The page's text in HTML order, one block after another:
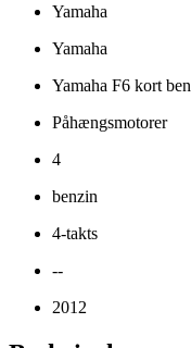
Yamaha
Yamaha
Yamaha F6 kort ben
Påhængsmotorer
4
benzin
4-takts
--
2012